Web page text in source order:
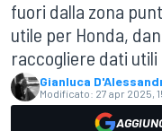
fuori dalla zona
utile per Honda,
raccogliere dati utili
Gianluca
Modificato: 27 apr 2025,